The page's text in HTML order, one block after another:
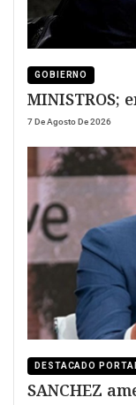
GOBIERNO
MINISTROS;
7 De Agosto De 2026
DESTACADO